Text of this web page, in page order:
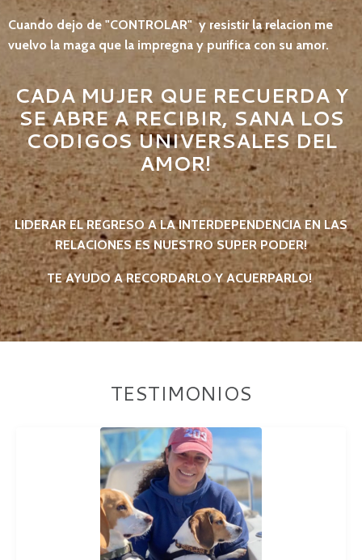
Cuando dejo de "CONTROLAR" y resistir la relacion me
vuelvo la maga que la impregna y purifica con su amor.
CADA MUJER QUE RECUERDA Y
SE ABRE A RECIBIR, SANA LOS
CODIGOS UNIVERSALES DEL
AMOR!
LIDERAR EL REGRESO A LA INTERDEPENDENCIA EN LAS
RELACIONES ES NUESTRO SUPER PODER!
TE AYUDO A RECORDARLO Y ACUERPARLO!
TESTIMONIOS